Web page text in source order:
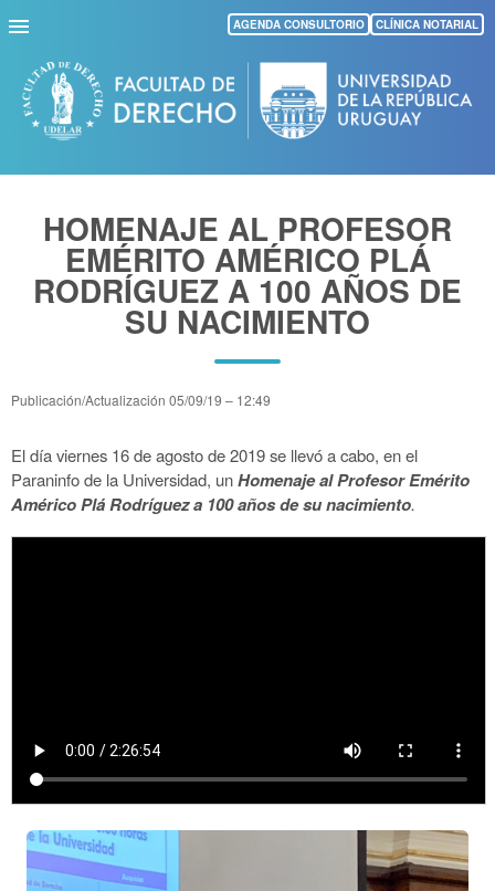
Pasar
al
contenido
principal
AGENDA CONSULTORIO CLÍNICA NOTARIAL
HOMENAJE AL PROFESOR
EMÉRITO AMÉRICO PLÁ
RODRÍGUEZ A 100 AÑOS DE
SU NACIMIENTO
Publicación/Actualización 05/09/19 – 12:49
El día viernes 16 de agosto de 2019 se llevó a cabo, en el
Paraninfo de la Universidad, unHomenaje al Profesor Emérito
Américo Plá Rodríguez a 100 años de su nacimiento.